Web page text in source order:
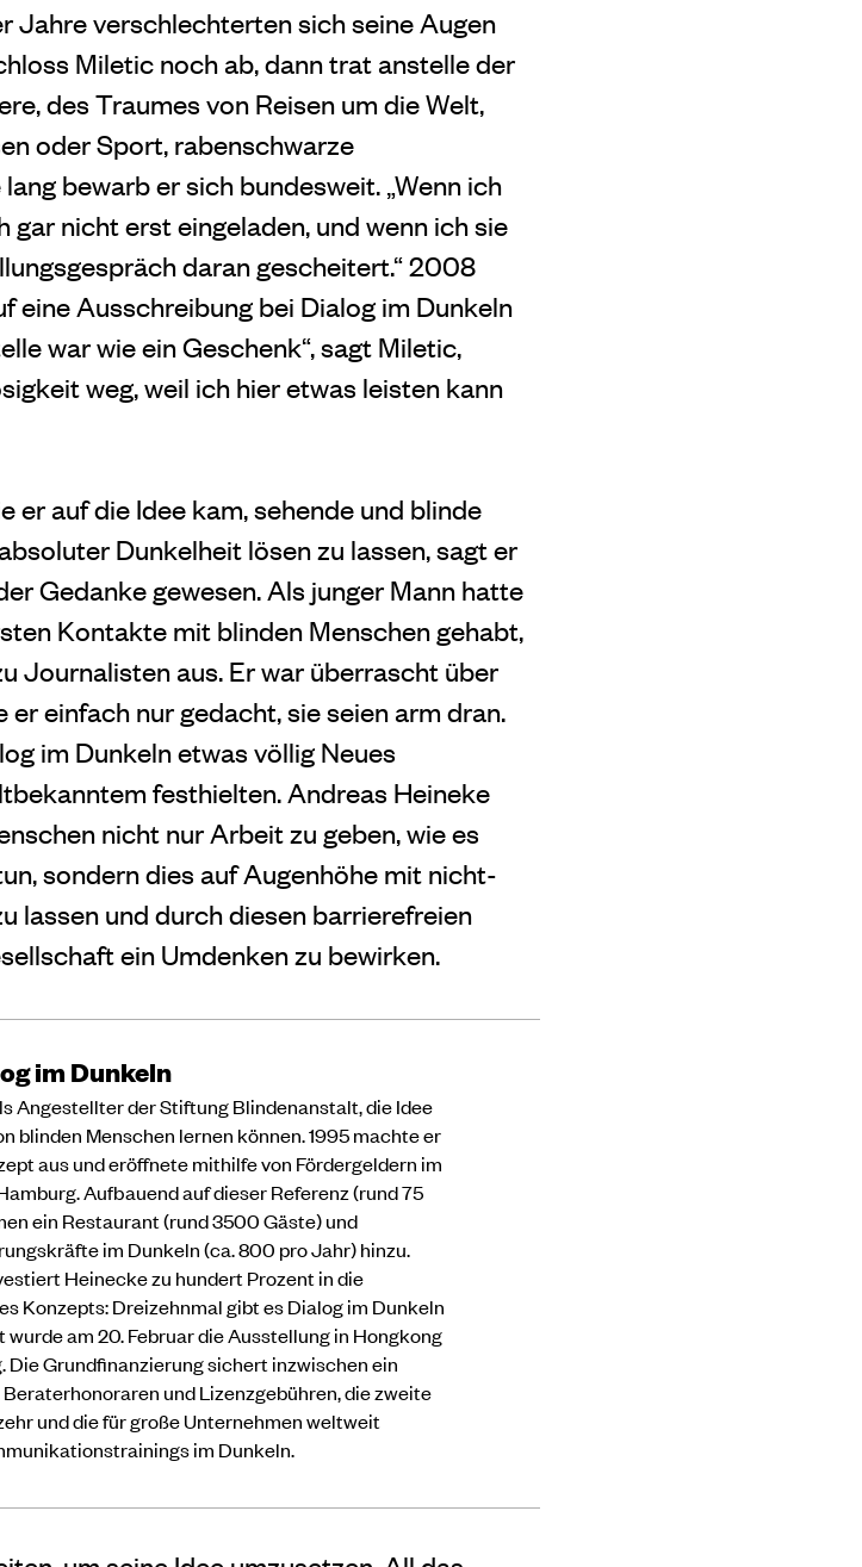
Jahre verschlechterten sich seine Augen
Miletic noch ab, dann trat anstelle der
des Traumes von Reisen um die Welt,
oder Sport, rabenschwarze
bewarb er sich bundesweit. „Wenn ich
gar nicht erst eingeladen, und wenn ich sie
daran gescheitert.“ 2008
eine Ausschreibung bei Dialog im Dunkeln
war wie ein Geschenk“, sagt Miletic,
weg, weil ich hier etwas leisten kann
er auf die Idee kam, sehende und blinde
Dunkelheit lösen zu lassen, sagt er
Gedanke gewesen. Als junger Mann hatte
Kontakte mit blinden Menschen gehabt,
Journalisten aus. Er war überrascht über
einfach nur gedacht, sie seien arm dran.
im Dunkeln etwas völlig Neues
festhielten. Andreas Heineke
nicht nur Arbeit zu geben, wie es
sondern dies auf Augenhöhe mit nicht-
lassen und durch diesen barrierefreien
ein Umdenken zu bewirken.
im Dunkeln
Angestellter der Stiftung Blindenanstalt, die Idee
blinden Menschen lernen können. 1995 machte er
aus und eröffnete mithilfe von Fördergeldern im
Aufbauend auf dieser Referenz (rund 75
ein Restaurant (rund 3500 Gäste) und
im Dunkeln (ca. 800 pro Jahr) hinzu.
Heinecke zu hundert Prozent in die
Konzepts: Dreizehnmal gibt es Dialog im Dunkeln
am 20. Februar die Ausstellung in Hongkong
Die Grundfinanzierung sichert inzwischen ein
und Lizenzgebühren, die zweite
und die für große Unternehmen weltweit
im Dunkeln.